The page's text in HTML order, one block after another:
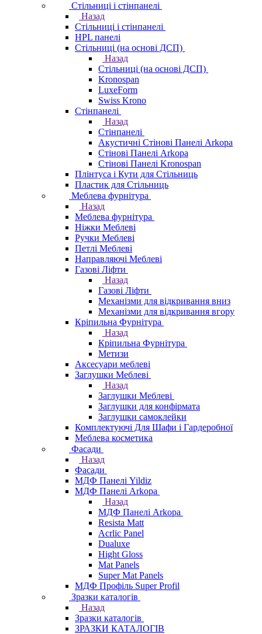
Стільниці і стінпанелі
Назад
Стільниці і стінпанелі
HPL панелі
Стільниці (на основі ДСП)
Назад
Стільниці (на основі ДСП)
Kronospan
LuxeForm
Swiss Krono
Стінпанелі
Назад
Стінпанелі
Акустичні Стінові Панелі Аrkopa
Стінові Панелі Arkopa
Стінові Панелі Kronospan
Плінтуса і Кути для Стільниць
Пластик для Стільниць
Меблева фурнітура
Назад
Меблева фурнітура
Ніжки Меблеві
Ручки Меблеві
Петлі Меблеві
Направляючі Меблеві
Газові Ліфти
Назад
Газові Ліфти
Механізми для відкривання вниз
Механізми для відкривання вгору
Кріпильна Фурнітура
Назад
Кріпильна Фурнітура
Метизи
Аксесуари меблеві
Заглушки Меблеві
Назад
Заглушки Меблеві
Заглушки для конфірмата
Заглушки самоклейки
Комплектуючі Для Шафи і Гардеробної
Меблева косметика
Фасади
Назад
Фасади
МДФ Панелі Yildiz
МДФ Панелі Arkopa
Назад
МДФ Панелі Arkopa
Resista Matt
Acrlic Panel
Dualuxe
Hight Gloss
Mat Panels
Super Mat Panels
МДФ Профіль Super Profil
Зразки каталогів
Назад
Зразки каталогів
ЗРАЗКИ КАТАЛОГІВ